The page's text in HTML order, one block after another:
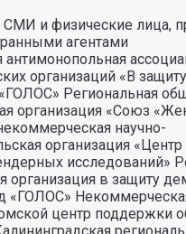
СМИ и физические лица,
агентами
«Возрождение» Межрегиональная общественная организация «Информационно- просветительский центр «Мемориал» Межрегиональная общественная организация «Комитет против пыток» «Частное учреждение в Санкт- Петербурге по административной поддержке реализации программ и проектов Совета Министров северных стран» Автономная некоммерческая правозащитная организация «Молодежный центр консультации и тренинга» Еврейское областное региональное отделение Общероссийской общественной организации «Муниципальная Академия» Некоммерческое партнерство «Институт развития прессы-Сибирь» Мурманская региональная общественная организация «Центр социально-психологической помощи и правовой поддержки жертв дискриминации и гомофобии «Максимум» Межрегиональный общественный фонд содействия развитию гражданского общества «ГОЛОС – Поволжье» Межрегиональная благотворительная общественная организация «Сибирский экологический центр» Фонд «Центр гражданского анализа и независимых исследований «ГРАНИ» Городская общественная организация «Самарский центр гендерных исследований» Региональный Фонд «Центр Защиты Прав Средств Массовой Информации» Челябинский региональный благотворительный общественный фонд «За природу» Челябинское региональное экологическое общественное движение «За природу» Общественное региональное движение «Новгородский Женский Парламент» Самарская региональная общественная организация содействия гармонизации межнациональных отношений «АЗЕРБАЙДЖАН» Мурманская региональная молодежная общественная организация «Гуманистическое движение молодежи» Мурманская региональная общественная экологическая организация «Беллона-Мурманск» Частное учреждение дополнительного профессионального образования «Учебный центр экологии и безопасности» Фонд поддержки социальных проектов «Миграция XXI век» Ростовская городская общественная организация «ЭКО-ЛОГИКА» Автономная некоммерческая организация «Центр антикоррупционных исследований и инициатив «Трансперенси Интернешнл-Р» Озерская городская социально- экологическая общественная организация «Планета надежд» Новосибирский областной общественный фонд «Фонд защиты прав потребителей» Региональная общественная благотворительная организация помощи беженцам и мигрантам «Гражданское содействие» Фонд поддержки расследовательской журналистики – Фонд 19/29 Калининградская региональная общественная организация информационно-правовых программ «Женская лига» Автономная некоммерческая организация «Мемориальный центр истории политических репрессий «Пермь-36» Ассоциация «Экспертно-правовое партнерство «Союз» Некоммерческое партнерство «Клуб бухгалтеров и аудиторов некоммерческих организаций» «Частное учреждение в Калининграде по административной поддержке реализации программ и проектов Совета Министров северных стран» Межрегиональная благотворительная общественная организация «Центр развития некоммерческих организаций» Негосударственное образовательное учреждение дополнительного профессионального образования (повышение квалификации) специалистов «АКАДЕМИЯ ПО ПРАВАМ ЧЕЛОВЕКА» Свердловская региональная общественная организация «Сутяжник» Нижегородская региональная общественная организация «Экологический центр «Дронт» ФОНД НЕКОММЕРЧЕСКИХ ПРОГРАММ ДМИТРИЯ ЗИМИНА «ДИНАСТИЯ» НЕКОММЕРЧЕСКАЯ ОРГАНИЗАЦИЯ НАУЧНЫЙ ФОНД ТЕОРЕТИЧЕСКИХ И ПРИКЛАДНЫХ ИССЛЕДОВАНИЙ «ЛИБЕРАЛЬНАЯ МИССИЯ» Территориальное объединение работодателей «Ефремовский районный союз промышленников и предпринимателей» Региональная общественная организация «Центр независимых исследователей Республики Алтай» ФОНД "СИБИРСКИЙ ЦЕНТР ПОДДЕРЖКИ ОБЩЕСТВЕННЫХ ИНИЦИАТИВ" РЕСПУБЛИКАНСКАЯ МОЛОДЕЖНАЯ ОБЩЕСТВЕННАЯ ОРГАНИЗАЦИЯ «НУОРИ КАРЬЯЛА» («МОЛОДАЯ КАРЕЛИЯ) МЕЖРЕГИОНАЛЬНЫЙ ОБЩЕСТВЕННЫЙ ФОНД МИРА НА ЮГЕ И СЕВЕРНОМ КАВКАЗЕ Автономная некоммерческая организация «Центр независимых социологических исследований» Автономная некоммерческая организация «Центр информации «ФРИИНФОРМ» Региональная общественная организация содействия охране репродуктивного здоровья граждан «Народонаселение и Развитие» Алтайская краевая общественная организация «Геблеровское экологическое общество» АССОЦИАЦИЯ «СОДЕЙСТВИЕ В ПРАВОВОЙ ЗАЩИТЕ НАСЕЛЕНИЯ «ПРАВОВАЯ ОСНОВА» Межрегиональная общественная организация «Северная природоохранная коалиция» КОМИ РЕГИОНАЛЬНАЯ ОБЩЕСТВЕННАЯ ОРГАНИЗАЦИЯ «КОМИССИЯ ПО ЗАЩИТЕ ПРАВ ЧЕЛОВЕКА «МЕМОРИАЛ» Алтайский краевой эколого- культурный общественный фонд «Алтай-21век» МЕЖРЕГИОНАЛЬНЫЙ ОБЩЕСТВЕННЫЙ ФОНД СОДЕЙСТВИЯ РАЗВИТИЮ ГРАЖДАНСКОГО ОБЩЕСТВА «ГОЛОС – УРАЛ» ФОНД ПОДДЕРЖКИ СРЕДСТВ МАССОВОЙ ИНФОРМАЦИИ